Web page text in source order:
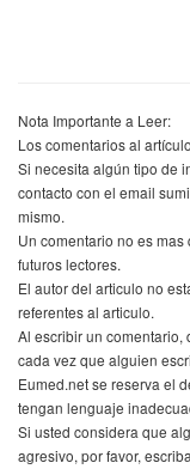
Nota Importante a Leer:
Los comentarios al
Si necesita algún tipo de
contacto con el email
mismo.
Un comentario no es
futuros lectores.
El autor del articulo no
referentes al articulo.
Al escribir un
cada vez que alguien
Eumed.net se reserva el
tengan lenguaje
Si usted considera que
agresivo, por favor,